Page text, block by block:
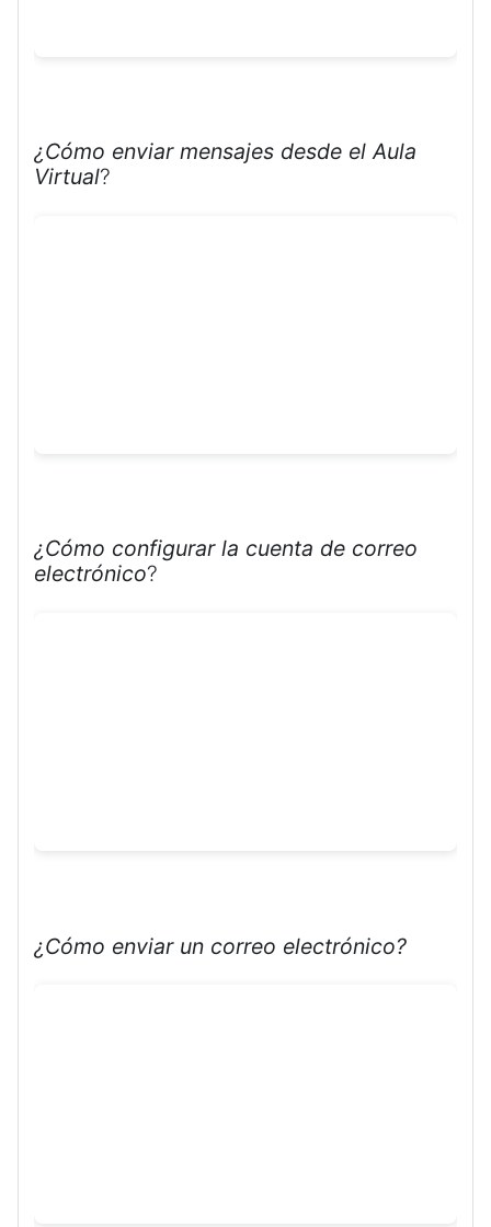
¿Cómo enviar mensajes desde el Aula
Virtual?
¿Cómo configurar la cuenta de correo
electrónico?
¿Cómo enviar un correo electrónico?